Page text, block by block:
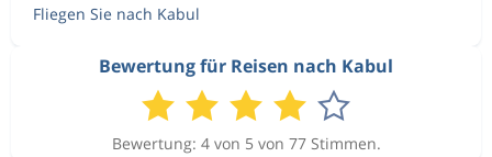
Fliegen Sie nach Kabul
Bewertung für Reisen nach Kabul
Bewertung: 4 von 5 von 77 Stimmen.